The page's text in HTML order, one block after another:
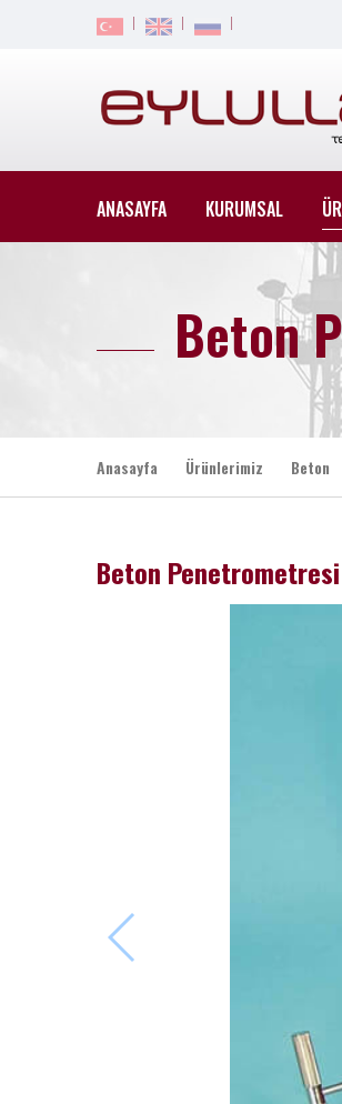
ANASAYFA KURUMSAL
Beton
Anasayfa Ürünlerimiz Beton
Beton Penetrometresi